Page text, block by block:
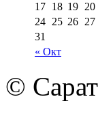
« Окт
17 18 19 20
24 25 26 27
31
©